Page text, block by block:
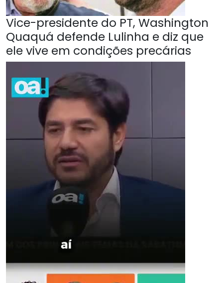
Vice-presidente do PT, Washington
Quaquá defende Lulinha e diz que
ele vive em condições precárias